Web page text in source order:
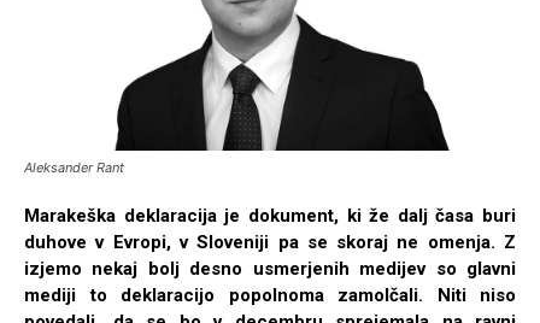
Aleksander Rant
Marakeška deklaracija je dokument, ki že dalj časa buri
duhove v Evropi, v Sloveniji pa se skoraj ne omenja. Z
izjemo nekaj bolj desno usmerjenih medijev so glavni
mediji to deklaracijo popolnoma zamolčali. Niti niso